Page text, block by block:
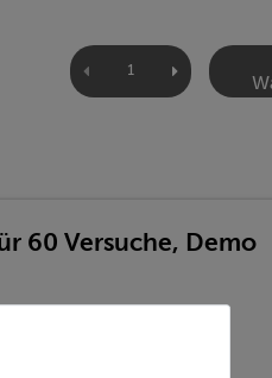
60 Versuche, Demo